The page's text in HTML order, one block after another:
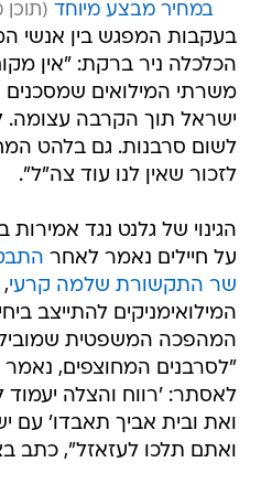
במחיר מבצע מיוחד
בעקבות המפגש בין אנשי
הכלכלה ניר ברקת: "אין
משרתי המילואים שמסכנים
ישראל תוך הקרבה עצומה.
לשום סרבנות. גם בלהט
לזכור שאין לנו עוד צה"ל".
הגינוי של גלנט נגד אמירות
על חיילים נאמר לאחר
שר התקשורת שלמה קרעי
המילואימניקים להתייצב
המהפכה המשפטית
"לסרבנים המחוצפים,
לאסתר: 'רווח והצלה
ואת ובית אביך תאבדו' עם
ואתם תלכו לעזאזל", כתב